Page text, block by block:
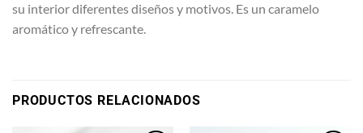
su interior diferentes diseños y motivos. Es un caramelo
aromático y refrescante.
PRODUCTOS RELACIONADOS